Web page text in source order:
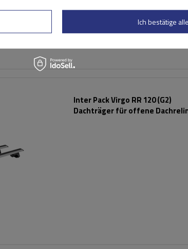
Inter Pack Virgo RR 120 (G2)
Dachträger für offene
Ich bestätige alle